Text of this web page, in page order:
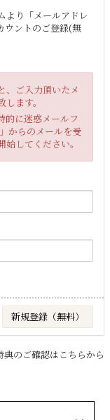
より「メールアドレ
ウントのご登録(無
、ご入力頂いたメ
ます。
的に迷惑メールフ
からのメールを受
してください。
典のご確認はこちらから